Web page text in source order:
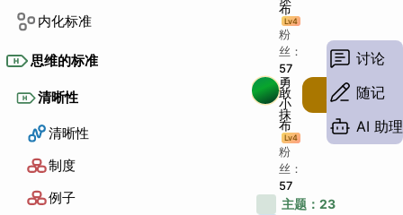
内化标准
H 思维的标准
H 清晰性
清晰性
制度
例子
例子：
其他：
段落：
字数：
布
Lv4
粉
丝：
57
勇
敢
小
抹
布
Lv4
粉
丝：
57
关注
主题： 23
讨论
随记
AI 助理